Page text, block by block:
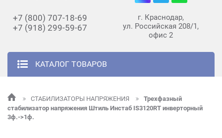
+7 (800) 707-18-69
+7 (918) 299-59-67
г. Краснодар,
ул. Российская 208/1,
офис 2
КАТАЛОГ ТОВАРОВ
СТАБИЛИЗАТОРЫ НАПРЯЖЕНИЯ
Трехфазный
стабилизатор напряжения Штиль Инстаб IS3120RT инверторный
3ф.->1ф.